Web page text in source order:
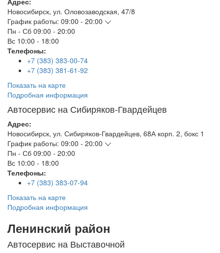
Новосибирск, ул. Оловозаводская, 47/8
График работы: 09:00 - 20:00
Пн - Сб 09:00 - 20:00
Вс 10:00 - 18:00
Телефоны:
+7 (383) 383-00-74
+7 (383) 381-61-92
Показать на карте
Подробная информация
Автосервис на Сибиряков-Гвардейцев
Адрес:
Новосибирск, ул. Сибиряков-Гвардейцев, 68А корп. 2, бокс 1
График работы: 09:00 - 20:00
Пн - Сб 09:00 - 20:00
Вс 10:00 - 18:00
Телефоны:
+7 (383) 383-07-94
Показать на карте
Подробная информация
Ленинский район
Автосервис на Выставочной